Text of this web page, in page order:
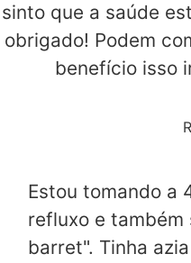
sinto que a saúde
obrigado! Podem
benefício isso
Estou tomando a
refluxo e
barret". Tinha